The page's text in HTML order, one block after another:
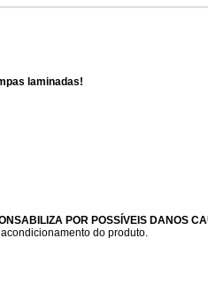
laminadas!
POR POSSÍVEIS DANOS
do produto.